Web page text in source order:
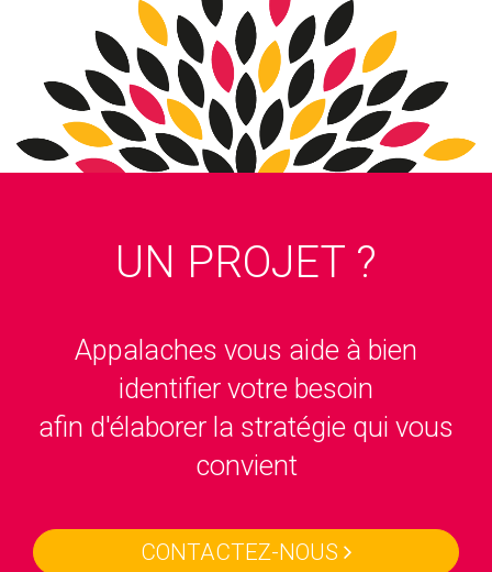
UN PROJET ?
Appalaches vous aide à bien
identifier votre besoin
afin d'élaborer la stratégie qui vous
convient
CONTACTEZ-NOUS